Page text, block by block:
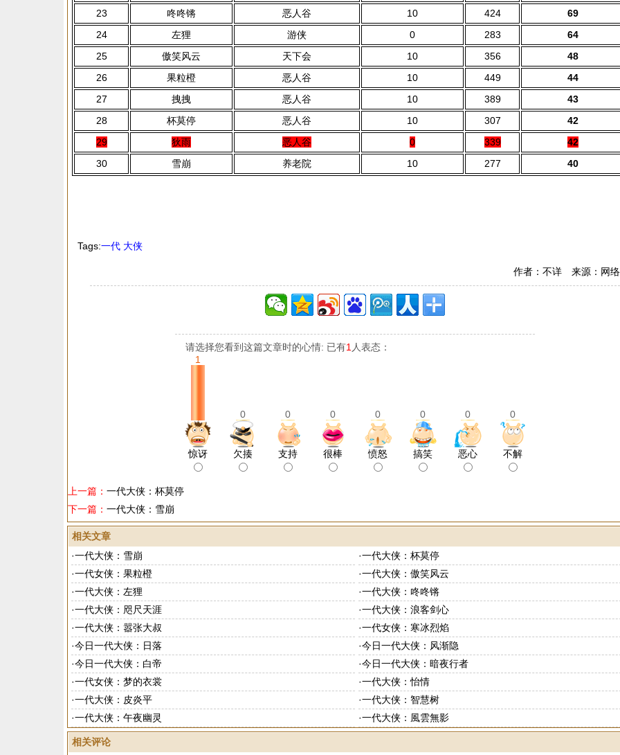
23
咚咚锵 恶人谷 10 424 69
24
左狸 游侠 0 283 64
25
傲笑风云 天下会 10 356 48
26
果粒橙 恶人谷 10 449 44
27
拽拽 恶人谷 10 389 43
28
杯莫停 恶人谷 10 307 42
29
狄雨 恶人谷 0 339 42
30
雪崩 养老院 10 277 40
Tags:一代 大侠
作者：不详 来源：网络
请选择您看到这篇文章时的心情: 已有1 人表态：
1
0 0 0 0 0 0 0
惊讶 欠揍 支持 很棒 愤怒 搞笑 恶心 不解
上一篇： 一代大侠：杯莫停
下一篇： 一代大侠：雪崩
相关文章
·一代大侠：雪崩 ·一代大侠：杯莫停
·一代女侠：果粒橙 ·一代大侠：傲笑风云
·一代大侠：左狸 ·一代大侠：咚咚锵
·一代大侠：咫尺天涯 ·一代大侠：浪客剑心
·一代大侠：嚣张大叔 ·一代女侠：寒冰烈焰
·今日一代大侠：日落 ·今日一代大侠：风渐隐
·今日一代大侠：白帝 ·今日一代大侠：暗夜行者
·一代女侠：梦的衣裳 ·一代大侠：怡情
·一代大侠：皮炎平 ·一代大侠：智慧树
·一代大侠：午夜幽灵 ·一代大侠：風雲無影
相关评论